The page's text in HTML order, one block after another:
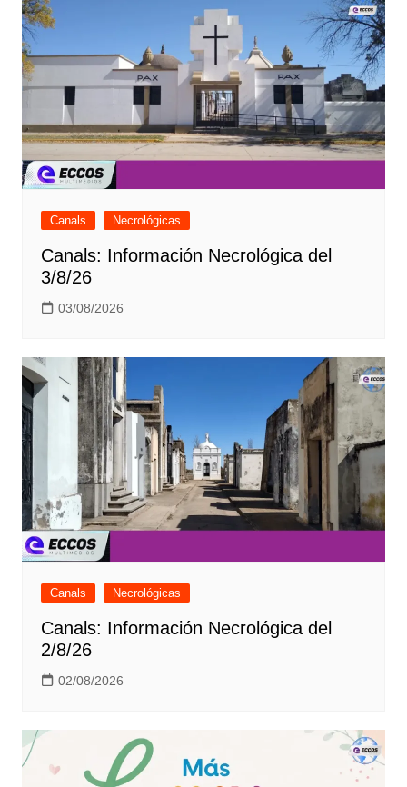
Canals Necrológicas
Canals: Información Necrológica del
3/8/26
03/08/2026
Canals Necrológicas
Canals: Información Necrológica del
2/8/26
02/08/2026